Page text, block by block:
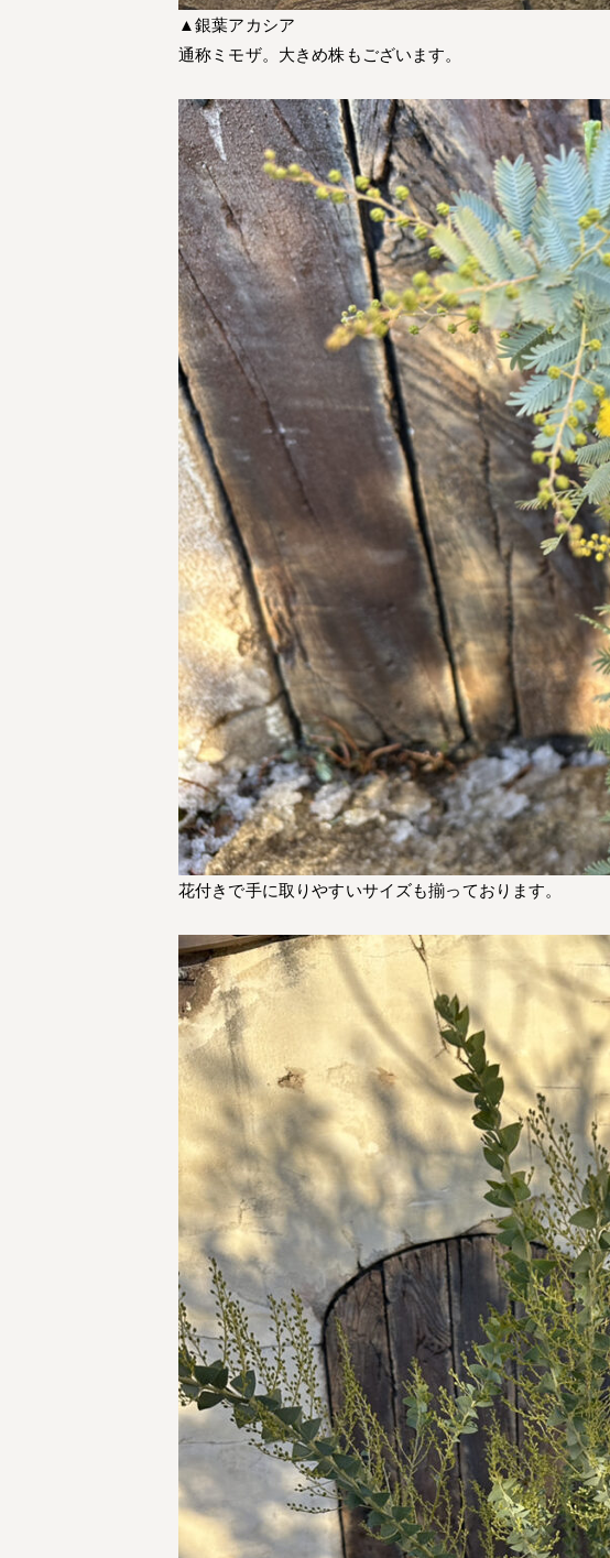
▲銀葉アカシア
通称ミモザ。大きめ株もございます。
花付きで手に取りやすいサイズも揃っております。